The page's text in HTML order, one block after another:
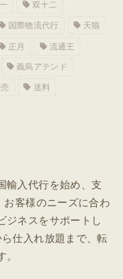
双十二
国際物流代行 天猫
正月 流通王
義烏アテンド
送料
輸入代行を始め、支
客様のニーズに合わ
ジネスをサポートし
仕入れ放題まで、転